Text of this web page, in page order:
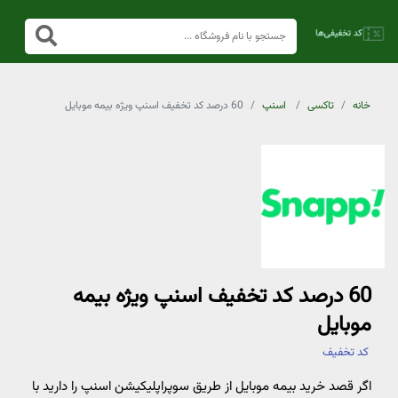
خانه تاکسی اسنپ 60 درصد کد تخفیف اسنپ ویژه بیمه موبایل
60 درصد کد تخفیف اسنپ ویژه بیمه
موبایل
کد تخفیف
اگر قصد خرید بیمه موبایل از طریق سوپراپلیکیشن اسنپ را دارید با